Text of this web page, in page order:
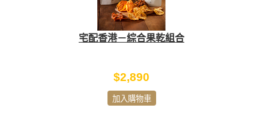
宅配香港－綜合果乾組合
$2,890
加入購物車